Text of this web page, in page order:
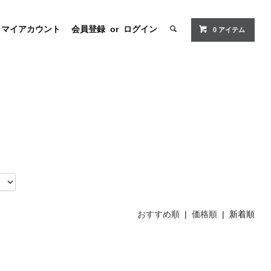
マイアカウント 会員登録 or ログイン 0 アイテム
おすすめ順 |価格順 | 新着順